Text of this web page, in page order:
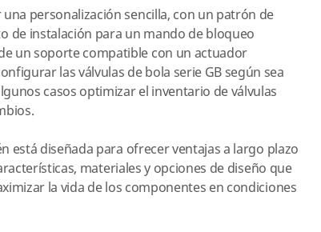
personalización sencilla, con un patrón de
de instalación para un mando de bloqueo
un soporte compatible con un actuador
las válvulas de bola serie GB según sea
casos optimizar el inventario de válvulas
está diseñada para ofrecer ventajas a largo plazo
materiales y opciones de diseño que
la vida de los componentes en condiciones